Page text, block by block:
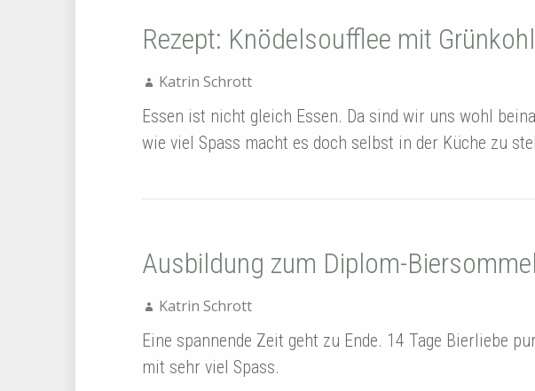
Rezept: Knödelsoufflee mit Grünkohl
Katrin Schrott
Essen ist nicht gleich Essen. Da sind wir uns wohl
wie viel Spass macht es doch selbst in der Küche zu
Ausbildung zum Diplom-
Katrin Schrott
Eine spannende Zeit geht zu Ende. 14 Tage Bierliebe
mit sehr viel Spass.